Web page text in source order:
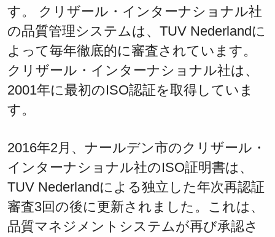
す。 クリザール・インターナショナル社
の品質管理システムは、TUV Nederlandに
よって毎年徹底的に審査されています。
クリザール・インターナショナル社は、
2001年に最初のISO認証を取得していま
す。
2016年2月、ナールデン市のクリザール・
インターナショナル社のISO証明書は、
TUV Nederlandによる独立した年次再認証
審査3回の後に更新されました。これは、
品質マネジメントシステムが再び承認さ